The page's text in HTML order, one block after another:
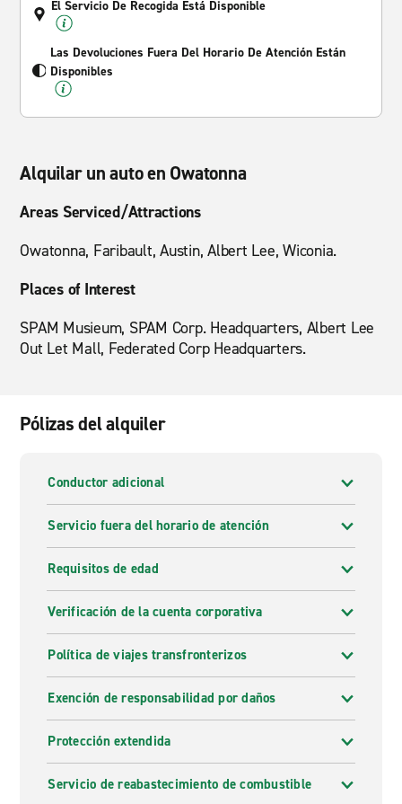
El Servicio De Recogida Está Disponible
Las Devoluciones Fuera Del Horario De Atención Están
Disponibles
Alquilar un auto en Owatonna
Areas Serviced/Attractions
Owatonna, Faribault, Austin, Albert Lee, Wiconia.
Places of Interest
SPAM Musieum, SPAM Corp. Headquarters, Albert Lee
Out Let Mall, Federated Corp Headquarters.
Pólizas del alquiler
Conductor adicional
Servicio fuera del horario de atención
Requisitos de edad
Verificación de la cuenta corporativa
Política de viajes transfronterizos
Exención de responsabilidad por daños
Protección extendida
Servicio de reabastecimiento de combustible